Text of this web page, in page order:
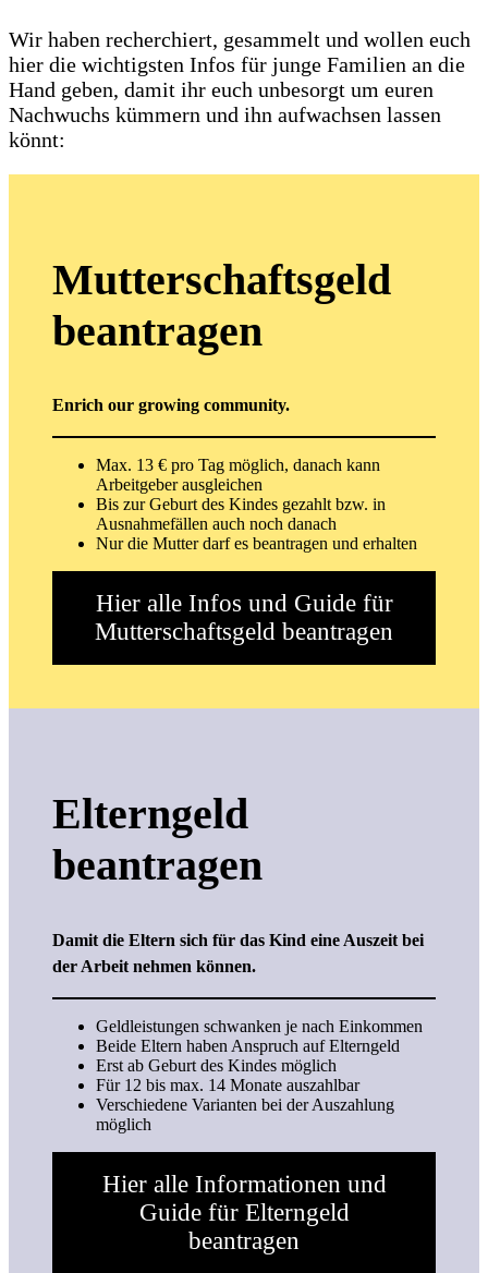
Wir haben recherchiert, gesammelt und wollen euch
hier die wichtigsten Infos für junge Familien an die
Hand geben, damit ihr euch unbesorgt um euren
Nachwuchs kümmern und ihn aufwachsen lassen
könnt:
Mutterschaftsgeld
beantragen
Enrich our growing community.
Max. 13 € pro Tag möglich, danach kann
Arbeitgeber ausgleichen
Bis zur Geburt des Kindes gezahlt bzw. in
Ausnahmefällen auch noch danach
Nur die Mutter darf es beantragen und erhalten
Hier alle Infos und Guide für
Mutterschaftsgeld beantragen
Elterngeld
beantragen
Damit die Eltern sich für das Kind eine Auszeit bei
der Arbeit nehmen können.
Geldleistungen schwanken je nach Einkommen
Beide Eltern haben Anspruch auf Elterngeld
Erst ab Geburt des Kindes möglich
Für 12 bis max. 14 Monate auszahlbar
Verschiedene Varianten bei der Auszahlung
möglich
Hier alle Informationen und
Guide für Elterngeld
beantragen